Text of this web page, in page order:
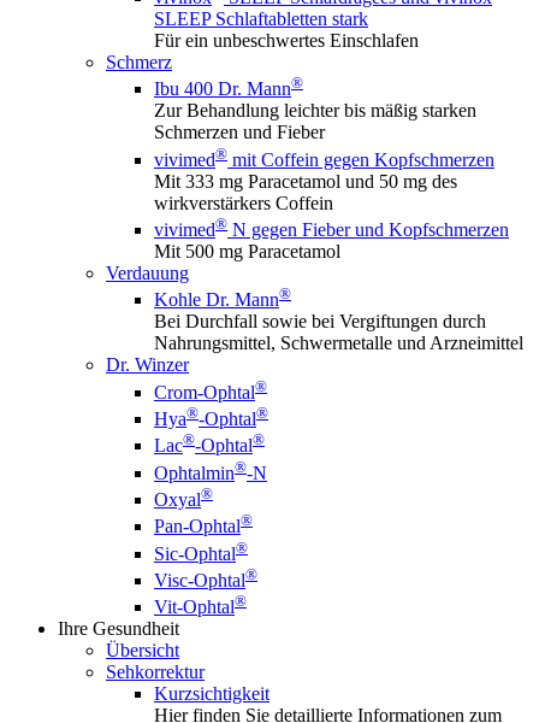
SLEEP Schlaftabletten stark
Für ein unbeschwertes Einschlafen
Schmerz
Ibu 400 Dr. Mann®
Zur Behandlung leichter bis mäßig starken
Schmerzen und Fieber
vivimed® mit Coffein gegen Kopfschmerzen
Mit 333 mg Paracetamol und 50 mg des
wirkverstärkers Coffein
vivimed® N gegen Fieber und Kopfschmerzen
Mit 500 mg Paracetamol
Verdauung
Kohle Dr. Mann®
Bei Durchfall sowie bei Vergiftungen durch
Nahrungsmittel, Schwermetalle und Arzneimittel
Dr. Winzer
Crom-Ophtal®
Hya®-Ophtal®
Lac®-Ophtal®
Ophtalmin®-N
Oxyal®
Pan-Ophtal®
Sic-Ophtal®
Visc-Ophtal®
Vit-Ophtal®
Ihre Gesundheit
Übersicht
Sehkorrektur
Kurzsichtigkeit
Hier finden Sie detaillierte Informationen zum